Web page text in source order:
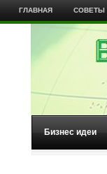
ГЛАВНАЯ СОВЕТЫ
Бизнес идеи